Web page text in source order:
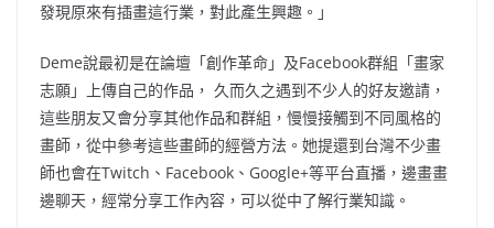
發現原來有插畫這行業，對此產生興趣。」
Deme說最初是在論壇「創作革命」及Facebook群組「畫家
志願」上傳自己的作品， 久而久之遇到不少人的好友邀請，
這些朋友又會分享其他作品和群組，慢慢接觸到不同風格的
畫師，從中參考這些畫師的經營方法。她提還到台灣不少畫
師也會在Twitch、Facebook、Google+等平台直播，邊畫畫
邊聊天，經常分享工作內容，可以從中了解行業知識。